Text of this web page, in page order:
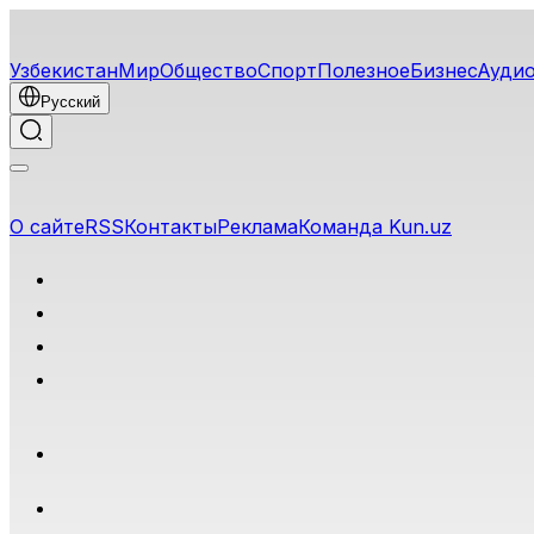
УзбекистанМирОбществоСпортПолезноеБизнес
Русский
О сайтеRSSКонтактыРекламаКоманда Kun.uz